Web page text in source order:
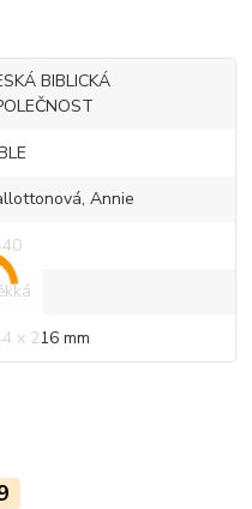
BIBLICKÁ
Annie
x 216 mm